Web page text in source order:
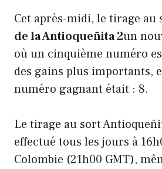
Cet après-midi, le tirage au
de la Antioqueñita 2un
où un cinquième numéro
des gains plus importants,
numéro gagnant était : 8.
Le tirage au sort
effectué tous les jours à
Colombie (21h00 GMT),